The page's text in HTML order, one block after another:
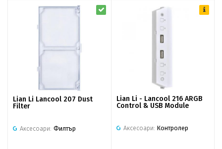
Lian Li Lancool 207 Dust
Filter
Аксесоари: Филтър
Lian Li - Lancool 216 ARGB
Control & USB Module
Аксесоари: Контролер